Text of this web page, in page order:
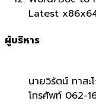
Latest
ผู้บริหาร
นายวิรัตน์ ทาส
โทรศัพท์ 062-